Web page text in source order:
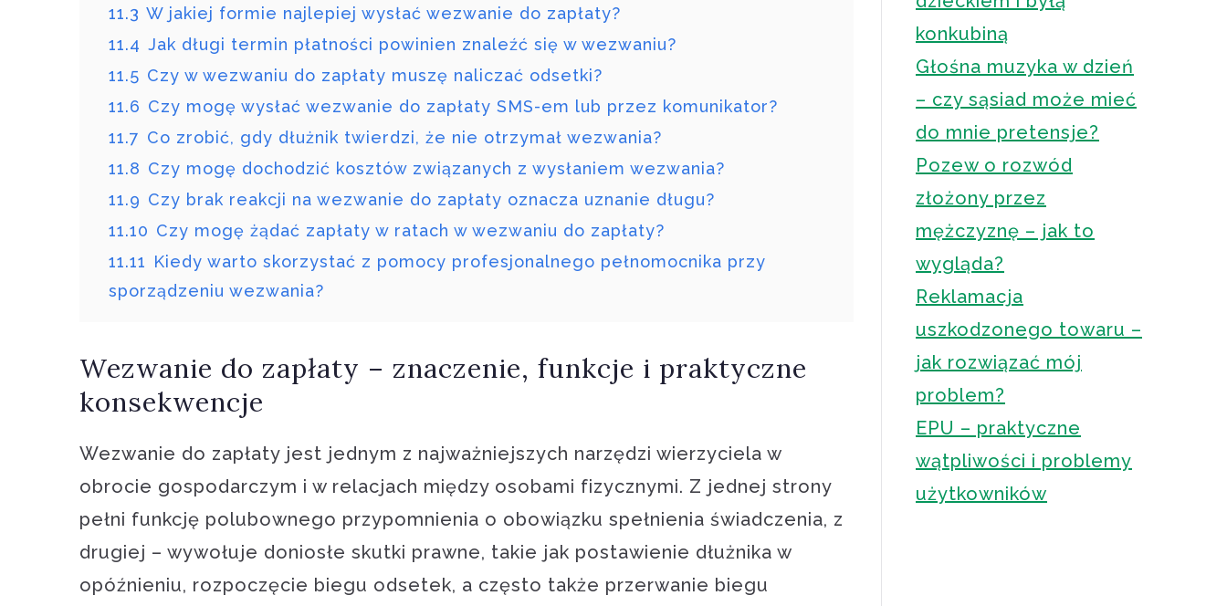
11.3 W jakiej formie najlepiej wysłać wezwanie do zapłaty?
11.4 Jak długi termin płatności powinien znaleźć się w wezwaniu?
11.5 Czy w wezwaniu do zapłaty muszę naliczać odsetki?
11.6 Czy mogę wysłać wezwanie do zapłaty SMS-em lub przez komunikator?
11.7 Co zrobić, gdy dłużnik twierdzi, że nie otrzymał wezwania?
11.8 Czy mogę dochodzić kosztów związanych z wysłaniem wezwania?
11.9 Czy brak reakcji na wezwanie do zapłaty oznacza uznanie długu?
11.10 Czy mogę żądać zapłaty w ratach w wezwaniu do zapłaty?
11.11 Kiedy warto skorzystać z pomocy profesjonalnego pełnomocnika przy
sporządzeniu wezwania?
Wezwanie do zapłaty – znaczenie, funkcje i praktyczne
konsekwencje
Wezwanie do zapłaty jest jednym z najważniejszych narzędzi wierzyciela w
obrocie gospodarczym i w relacjach między osobami fizycznymi. Z jednej strony
pełni funkcję polubownego przypomnienia o obowiązku spełnienia świadczenia, z
drugiej – wywołuje doniosłe skutki prawne, takie jak postawienie dłużnika w
opóźnieniu, rozpoczęcie biegu odsetek, a często także przerwanie biegu
konkubiną
Głośna muzyka w dzień
– czy sąsiad może mieć
do mnie pretensje?
Pozew o rozwód
złożony przez
mężczyznę – jak to
wygląda?
Reklamacja
uszkodzonego towaru –
jak rozwiązać mój
problem?
EPU – praktyczne
wątpliwości i problemy
użytkowników